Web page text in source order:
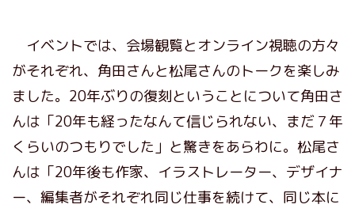
イベントでは、会場観覧とオンライン視聴の方々
がそれぞれ、角田さんと松尾さんのトークを楽しみ
ました。20年ぶりの復刻ということについて角田さ
んは「20年も経ったなんて信じられない、まだ７年
くらいのつもりでした」と驚きをあらわに。松尾さ
んは「20年後も作家、イラストレーター、デザイナ
ー、編集者がそれぞれ同じ仕事を続けて、同じ本に